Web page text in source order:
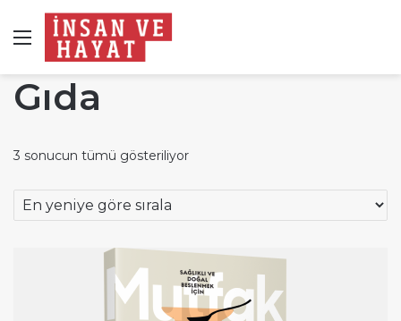
Menü
Gıda
3 sonucun tümü gösteriliyorEn
yeniye
göre
sıralandı